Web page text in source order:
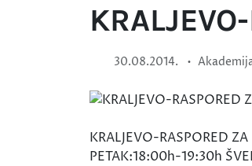
30.08.2014. •
KRALJEVO-RASPORED
PETAK:18:00h-19:30h